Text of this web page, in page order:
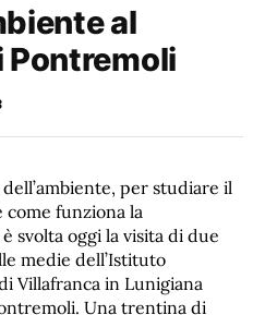
al
Pontremoli
per studiare il
come funziona la
svolta oggi la visita di due
medie dell’Istituto
Villafranca in Lunigiana
Una trentina di